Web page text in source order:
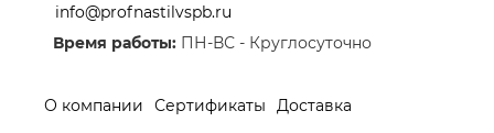
info@profnastilvspb.ru
Время работы: ПН-ВС - Круглосуточно
О компании Сертификаты
Доставка